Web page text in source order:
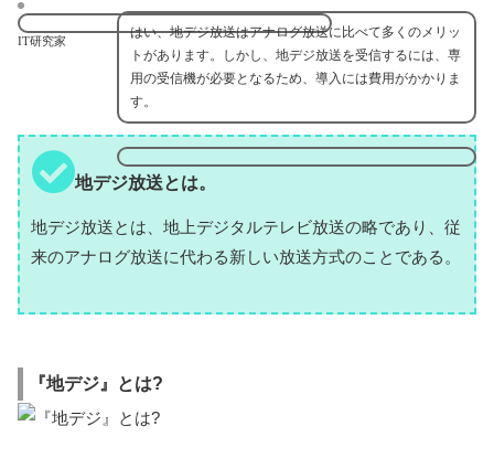
IT研究家
はい、地デジ放送はアナログ放送に比べて多くのメリッ
トがあります。しかし、地デジ放送を受信するには、専
用の受信機が必要となるため、導入には費用がかかりま
す。
地デジ放送とは。
地デジ放送とは、地上デジタルテレビ放送の略であり、従
来のアナログ放送に代わる新しい放送方式のことである。
『地デジ』とは?